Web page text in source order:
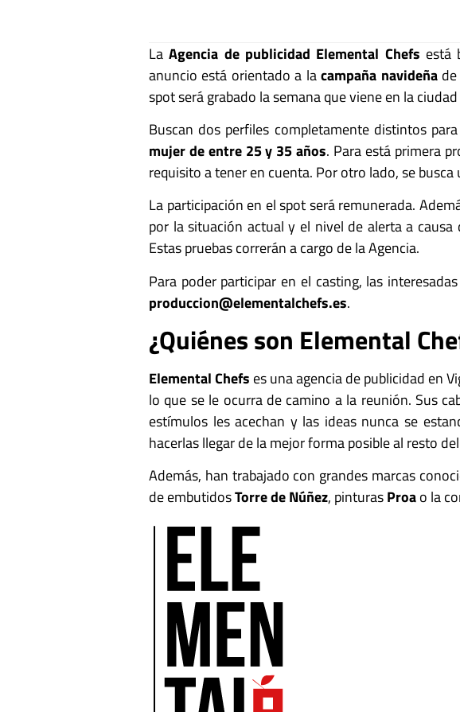
LaAgencia de publicidad Elemental Chefs está
anuncio está orientado a lacampaña navideñade
spot será grabado la semana que viene en la
Buscan dos perfiles completamente distintos
mujer de entre 25 y 35 años. Para está primera
requisito a tener en cuenta. Por otro lado, se busca
La participación en el spot será remunerada.
por la situación actual y el nivel de alerta a
Estas pruebas correrán a cargo de la Agencia.
Para poder participar en el casting, las
produccion@elementalchefs.es.
¿Quiénes son Elemental
Elemental Chefs es una agencia de publicidad en
lo que se le ocurra de camino a la reunión. Sus
estímulos les acechan y las ideas nunca se
hacerlas llegar de la mejor forma posible al resto
Además, han trabajado con grandes marcas
de embutidosTorre de Núñez, pinturasProao la